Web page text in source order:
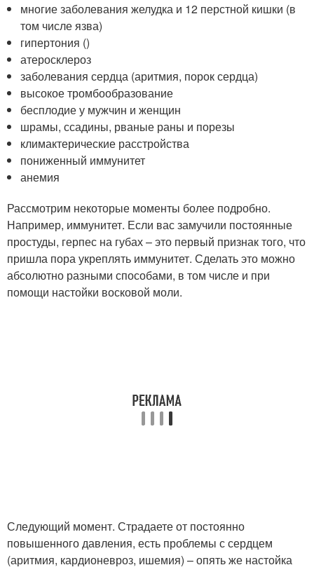
многие заболевания желудка и 12 перстной кишки (в
том числе язва)
гипертония ()
атеросклероз
заболевания сердца (аритмия, порок сердца)
высокое тромбообразование
бесплодие у мужчин и женщин
шрамы, ссадины, рваные раны и порезы
климактерические расстройства
пониженный иммунитет
анемия
Рассмотрим некоторые моменты более подробно.
Например, иммунитет. Если вас замучили постоянные
простуды, герпес на губах – это первый признак того, что
пришла пора укреплять иммунитет. Сделать это можно
абсолютно разными способами, в том числе и при
помощи настойки восковой моли.
Следующий момент. Страдаете от постоянно
повышенного давления, есть проблемы с сердцем
(аритмия, кардионевроз, ишемия) – опять же настойка